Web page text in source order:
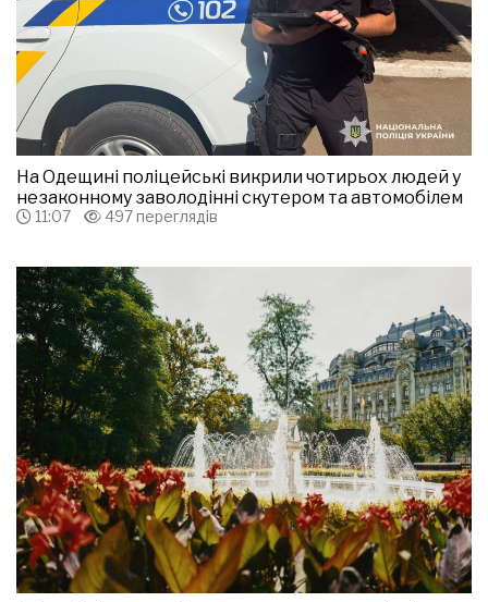
На Одещині поліцейські викрили чотирьох людей у
незаконному заволодінні скутером та автомобілем
11:07 497 переглядів